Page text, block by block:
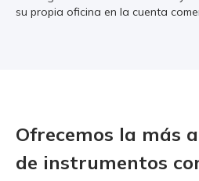
su propia oficina en la cuenta
Ofrecemos la más
de instrumentos